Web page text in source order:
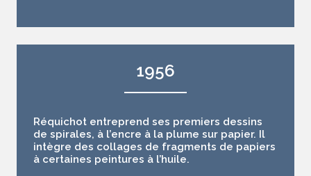
1956
Réquichot entreprend ses premiers dessins
de spirales, à l’encre à la plume sur papier. Il
intègre des collages de fragments de papiers
à certaines peintures à l’huile.